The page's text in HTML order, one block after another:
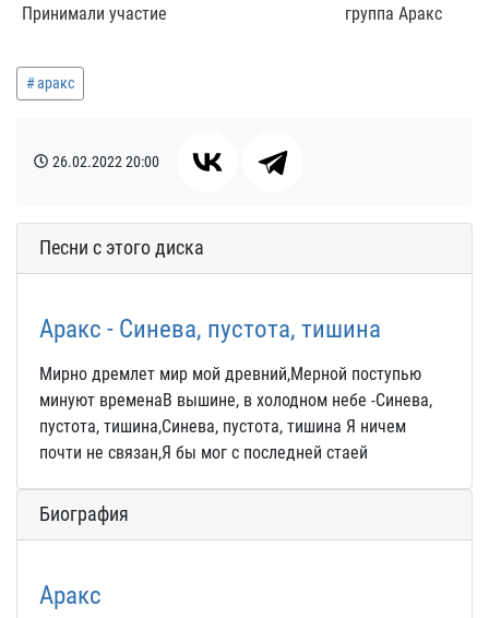
Принимали участие
группа Аракс
аракс
26.02.202220:00
Песни с этого диска
Аракс - Синева, пустота, тишина
Мирно дремлет мир мой древний,Мерной поступью
минуют временаВ вышине, в холодном небе -Синева,
пустота, тишина,Синева, пустота, тишина Я ничем
почти не связан,Я бы мог с последней стаей
Биография
Аракс